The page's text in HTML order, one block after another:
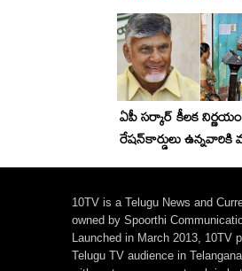
ఏపీ సర్కార్ కీలక
రేషన్‌కార్డులు
10TV is a Telugu News and
owned by Spoorthi
Launched in March 2013, 10TV
Telugu TV audience in